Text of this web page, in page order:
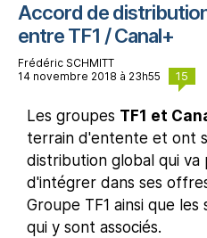
Accord de
entre TF1 / Canal+
Frédéric SCHMITT
14 novembre 2018 à 23h55
15
Les groupes TF1 et
terrain d'entente et ont
distribution global qui va
d'intégrer dans ses
Groupe TF1 ainsi que les
qui y sont associés.